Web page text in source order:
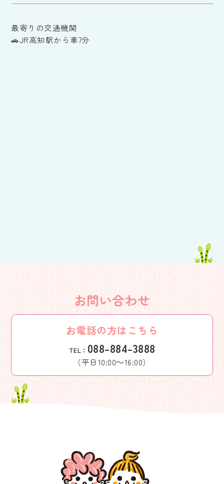
最寄りの交通機関
🚗JR高知駅から車7分
お問い合わせ
お電話の方はこちら
TEL： 088-884-3888
（平日10:00～16:00）